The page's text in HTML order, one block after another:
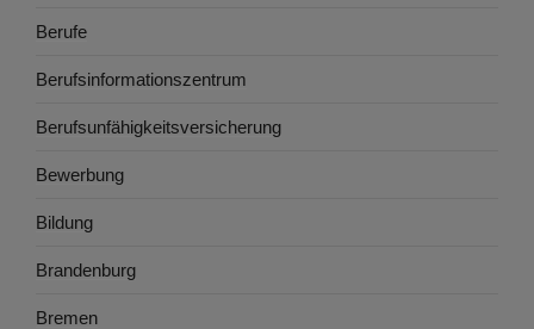
Berufe
Berufsinformationszentrum
Berufsunfähigkeitsversicherung
Bewerbung
Bildung
Brandenburg
Bremen